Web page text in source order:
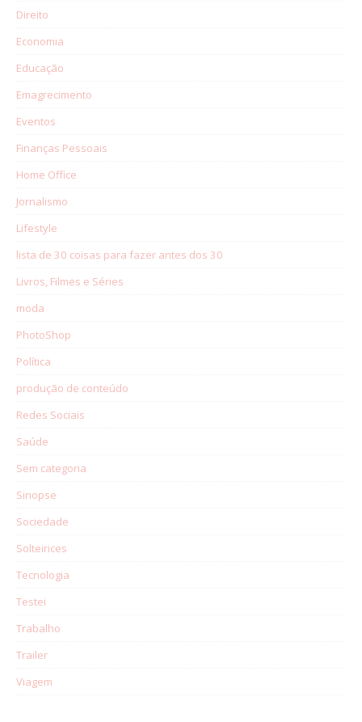
Direito
Economia
Educação
Emagrecimento
Eventos
Finanças Pessoais
Home Office
Jornalismo
Lifestyle
lista de 30 coisas para fazer antes dos 30
Livros, Filmes e Séries
moda
PhotoShop
Política
produção de conteúdo
Redes Sociais
Saúde
Sem categoria
Sinopse
Sociedade
Solteirices
Tecnologia
Testei
Trabalho
Trailer
Viagem